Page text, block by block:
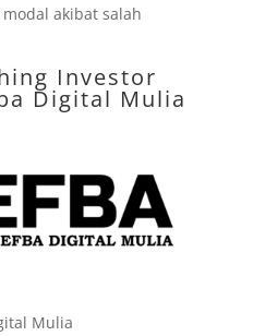
akibat salah
Investor
Digital Mulia
Mulia